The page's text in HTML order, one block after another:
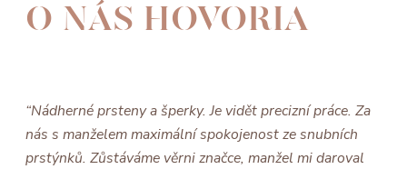
O NÁS HOVORIA
“Nádherné prsteny a šperky. Je vidět precizní práce. Za
nás s manželem maximální spokojenost ze snubních
prstýnků. Zůstáváme věrni značce, manžel mi daroval